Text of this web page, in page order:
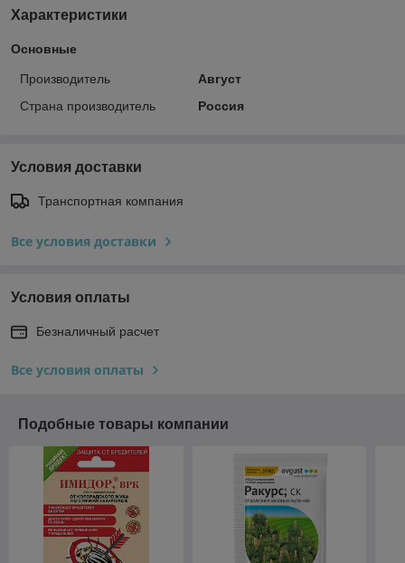
Характеристики
Основные
Производитель
Август
Страна производитель
Россия
Условия доставки
Транспортная компания
Все условия доставки
Условия оплаты
Безналичный расчет
Все условия оплаты
Подобные товары компании